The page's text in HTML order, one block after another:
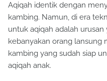
Aqiqah identik dengan
kambing. Namun, di era
untuk aqiqah adalah
kebanyakan orang lansung
kambing yang sudah siap
aqiqah anak.